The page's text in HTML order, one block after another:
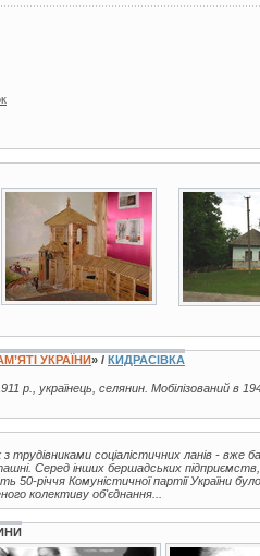
7 фото 75 фото
УКРАЇНИ» / КИДРАСІВКА
р., українець, селянин. Мобілізований в
трудівниками соціалістичних ланів - вже
Серед інших бершадських
50-річчя Комуністичної партії України
колективу об'єднання...